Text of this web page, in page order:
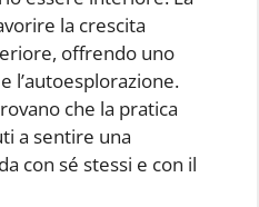
la crescita
offrendo uno
l’autoesplorazione.
che la pratica
a sentire una
con sé stessi e con il